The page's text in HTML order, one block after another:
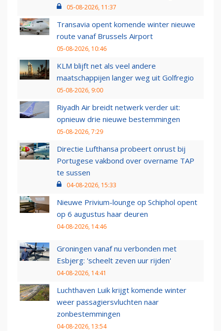
05-08-2026, 11:37
Transavia opent komende winter nieuwe
route vanaf Brussels Airport
05-08-2026, 10:46
KLM blijft net als veel andere
maatschappijen langer weg uit Golfregio
05-08-2026, 9:00
Riyadh Air breidt netwerk verder uit:
opnieuw drie nieuwe bestemmingen
05-08-2026, 7:29
Directie Lufthansa probeert onrust bij
Portugese vakbond over overname TAP
te sussen
04-08-2026, 15:33
Nieuwe Privium-lounge op Schiphol opent
op 6 augustus haar deuren
04-08-2026, 14:46
Groningen vanaf nu verbonden met
Esbjerg: 'scheelt zeven uur rijden'
04-08-2026, 14:41
Luchthaven Luik krijgt komende winter
weer passagiersvluchten naar
zonbestemmingen
04-08-2026, 13:54